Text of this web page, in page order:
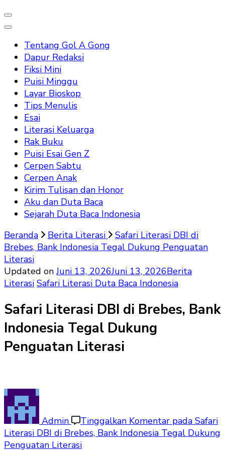
Tentang Gol A Gong
Dapur Redaksi
Fiksi Mini
Puisi Minggu
Layar Bioskop
Tips Menulis
Esai
Literasi Keluarga
Rak Buku
Puisi Esai Gen Z
Cerpen Sabtu
Cerpen Anak
Kirim Tulisan dan Honor
Aku dan Duta Baca
Sejarah Duta Baca Indonesia
Beranda
Berita Literasi
Safari Literasi DBI di
Brebes, Bank Indonesia Tegal Dukung Penguatan
Literasi
Updated onJuni 13, 2026Juni 13, 2026Berita
Literasi Safari Literasi Duta Baca Indonesia
Safari Literasi DBI di Brebes, Bank
Indonesia Tegal Dukung
Penguatan Literasi
Admin Tinggalkan Komentar pada Safari
Literasi DBI di Brebes, Bank Indonesia Tegal Dukung
Penguatan Literasi